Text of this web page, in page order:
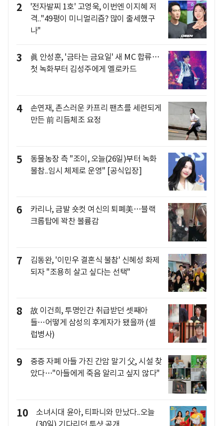
2
'전자발찌 1호' 고영욱, 이번엔 이지혜 저
격.."49평이 미니멀리즘? 많이 출세했구
나"
3
眞 안성훈, '금타는 금요일' 새 MC 합류…
첫 녹화부터 김성주에게 옐로카드
4
손연재, 촌스러운 카프리 팬츠를 세련되게
만든 前 리듬체조 요정
5
동물농장 측 "조이, 오늘(26일)부터 녹화
불참..임시 체제로 운영" [공식입장]
6
카리나, 금발 숏컷 여신의 퇴폐美…블랙
크롭탑에 꽉찬 볼륨감
7
김동완, '이민우 결혼식 불참' 신혜성 화제
되자 "조용히 살고 싶다는 선택"
8
故 이건희, 투명인간 취급받던 셋째아
들…어떻게 삼성의 후계자가 됐을까 (셀
럽병사)
9
중증 자폐 아들 가진 간암 말기 父, 시설 찾
았다…"아들에게 죽음 알리고 싶지 않다"
10
소녀시대 윤아, 티파니와 만났다..오늘
(30일) 기다리던 투샷 공개